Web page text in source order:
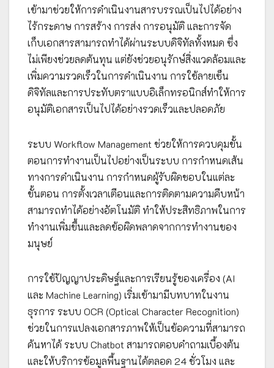
เข้ามาช่วยให้การดำเนินงานสารบรรณเป็นไปได้อย่าง
ไร้กระดาษ การสร้าง การส่ง การอนุมัติ และการจัด
เก็บเอกสารสามารถทำได้ผ่านระบบดิจิทัลทั้งหมด ซึ่ง
ไม่เพียงช่วยลดต้นทุน แต่ยังช่วยอนุรักษ์สิ่งแวดล้อมและ
เพิ่มความรวดเร็วในการดำเนินงาน การใช้ลายเซ็น
ดิจิทัลและการประทับตราแบบอิเล็กทรอนิกส์ทำให้การ
อนุมัติเอกสารเป็นไปได้อย่างรวดเร็วและปลอดภัย
ระบบ Workflow Management ช่วยให้การควบคุมขั้น
ตอนการทำงานเป็นไปอย่างเป็นระบบ การกำหนดเส้น
ทางการดำเนินงาน การกำหนดผู้รับผิดชอบในแต่ละ
ขั้นตอน การตั้งเวลาเตือนและการติดตามความคืบหน้า
สามารถทำได้อย่างอัตโนมัติ ทำให้ประสิทธิภาพในการ
ทำงานเพิ่มขึ้นและลดข้อผิดพลาดจากการทำงานของ
มนุษย์
การใช้ปัญญาประดิษฐ์และการเรียนรู้ของเครื่อง (AI
และ Machine Learning) เริ่มเข้ามามีบทบาทในงาน
ธุรการ ระบบ OCR (Optical Character Recognition)
ช่วยในการแปลงเอกสารภาพให้เป็นข้อความที่สามารถ
ค้นหาได้ ระบบ Chatbot สามารถตอบคำถามเบื้องต้น
และให้บริการข้อมูลพื้นฐานได้ตลอด 24 ชั่วโมง และ